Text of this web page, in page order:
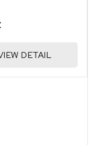
DETAIL